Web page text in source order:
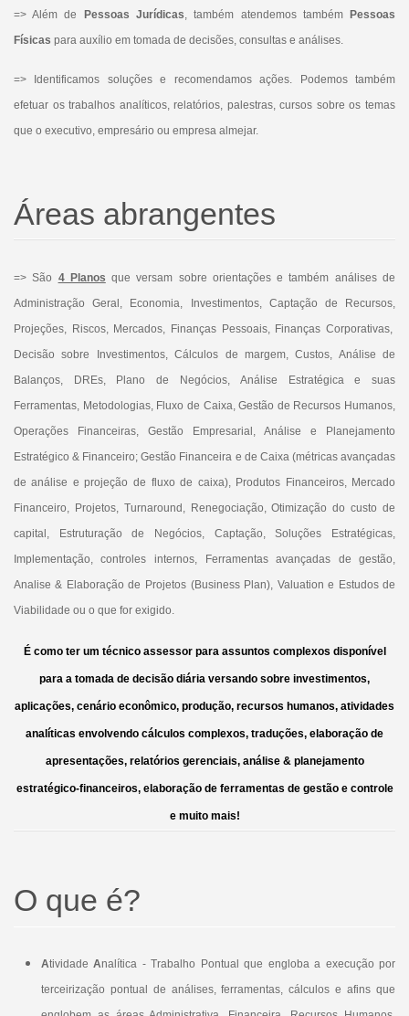
=> Além de Pessoas Jurídicas, também atendemos tambémPessoas
Físicas para auxílio em tomada de decisões, consultas e análises.
=> Identificamos soluções e recomendamos ações. Podemos também
efetuar os trabalhos analíticos, relatórios, palestras, cursos sobre os temas
que o executivo, empresário ou empresa almejar.
Áreas abrangentes
=> São 4 Planos que versam sobre orientações e também análises de
Administração Geral, Economia, Investimentos, Captação de Recursos,
Projeções, Riscos, Mercados, Finanças Pessoais, Finanças Corporativas,
Decisão sobre Investimentos, Cálculos de margem, Custos, Análise de
Balanços, DREs, Plano de Negócios, Análise Estratégica e suas
Ferramentas, Metodologias, Fluxo de Caixa, Gestão de Recursos Humanos,
Operações Financeiras, Gestão Empresarial, Análise e Planejamento
Estratégico & Financeiro; Gestão Financeira e de Caixa (métricas avançadas
de análise e projeção de fluxo de caixa), Produtos Financeiros, Mercado
Financeiro, Projetos, Turnaround, Renegociação, Otimização do custo de
capital, Estruturação de Negócios, Captação, Soluções Estratégicas,
Implementação, controles internos, Ferramentas avançadas de gestão,
Analise & Elaboração de Projetos (Business Plan), Valuation e Estudos de
Viabilidade ou o que for exigido.
É como ter um técnico assessor para assuntos complexos disponível
para a tomada de decisão diária versando sobre investimentos,
aplicações, cenário econômico, produção, recursos humanos, atividades
analíticas envolvendo cálculos complexos, traduções, elaboração de
apresentações, relatórios gerenciais, análise & planejamento
estratégico-financeiros, elaboração de ferramentas de gestão e controle
e muito mais!
O que é?
AtividadeAnalítica - Trabalho Pontual que engloba a execução por
terceirização pontual de análises, ferramentas, cálculos e afins que